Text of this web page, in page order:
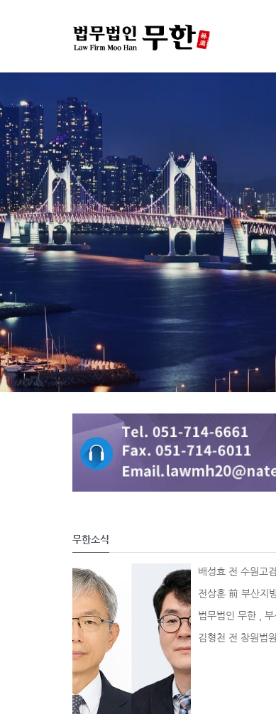
무한소식
배성효 전 수원고
에 합류
전상훈 前 부산지
법무법인 무한 ,
김형천 전 창원법